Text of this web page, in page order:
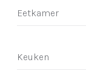
Eetkamer
Keuken